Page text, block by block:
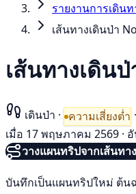
รายงานการเดินท
เส้นทางเดินป่า
เส้นทางเดิน
เดินป่า · ความเสี่ยงต่ำ ·
เมื่อ 17 พฤษภาคม 2569 ·
วางแผนทริปจากเส้นทา
บันทึกเป็นแผนทริปใหม่ ต้น